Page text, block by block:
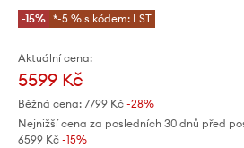
-15% *-5 % s kódem: LST
Aktuální cena:
5599 Kč
Běžná cena: 7799 Kč -28%
Nejnižší cena za posledních 30 dnů před
6599 Kč -15%